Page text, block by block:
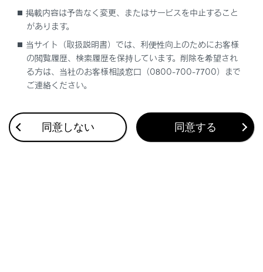
ブックマーク あとで読む
個人情報の取扱いについて
サイト利用について
お問い合わせ
掲載内容は予告なく変更、またはサービスを中止すること
があります。
当サイト（取扱説明書）では、利便性向上のためにお客様
の閲覧履歴、検索履歴を保持しています。削除を希望され
る方は、当社のお客様相談窓口（0800-700-7700）まで
ご連絡ください。
同意しない 同意する